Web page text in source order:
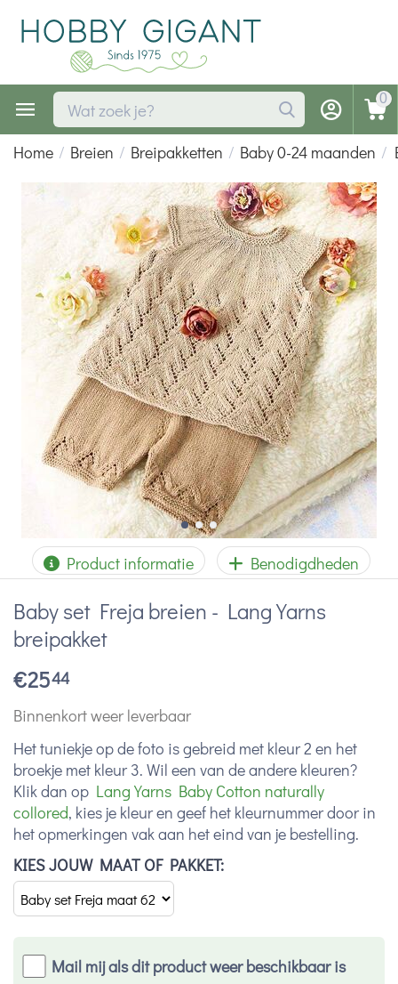
0
Home / Breien / Breipakketten / Baby 0-24 maanden /
Product informatie Benodigdheden
Baby set Freja breien - Lang Yarns
breipakket
€2544
Binnenkort weer leverbaar
Het tuniekje op de foto is gebreid met kleur 2 en het
broekje met kleur 3. Wil een van de andere kleuren?
Klik dan op Lang Yarns Baby Cotton naturally
collored, kies je kleur en geef het kleurnummer door in
het opmerkingen vak aan het eind van je bestelling.
KIES JOUW MAAT OF PAKKET:
Mail mij als dit product weer beschikbaar is